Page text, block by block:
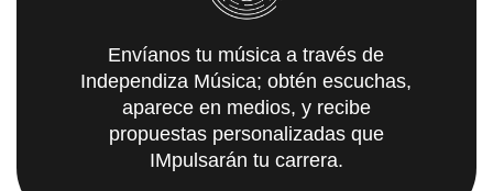
Envíanos tu música a través de
Independiza Música; obtén escuchas,
aparece en medios, y recibe
propuestas personalizadas que
IMpulsarán tu carrera.